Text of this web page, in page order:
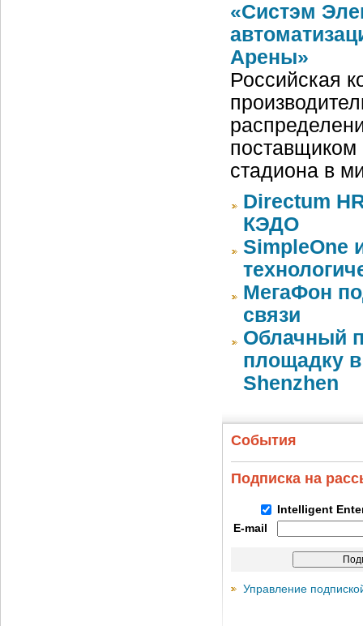
«Систэм
Арены»
Российская
поставщиком
стадиона в
Directum
КЭДО
SimpleOne
МегаФон
связи
Облачный
площадку в
Shenzhen
События
Подписка на
Intelligent
E-mail
Управление